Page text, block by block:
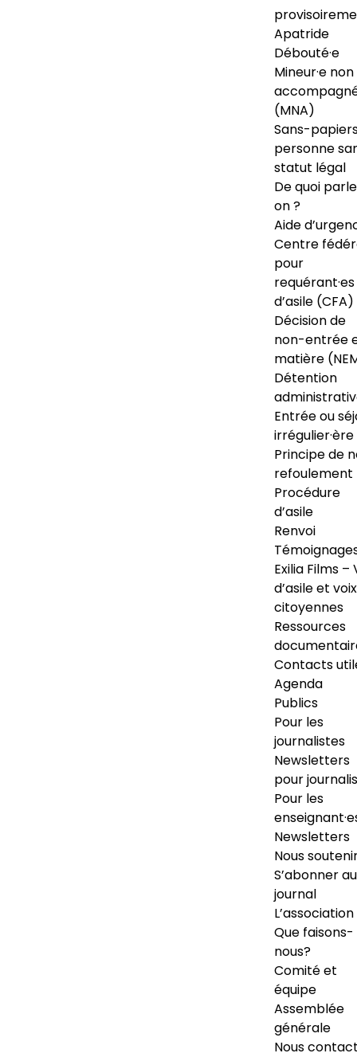
Apatride
Débouté·e
Mineur·e non
(MNA)
Sans-
personne
statut légal
De quoi
on ?
Aide
Centre
pour
requérant·es
d’asile (CFA)
Décision de
non-entrée
matière
Détention
Entrée ou
irrégulier·ère
Principe de
refoulement
Procédure
d’asile
Renvoi
Exilia Films –
d’asile et voix
citoyennes
Ressources
Contacts
Agenda
Publics
Pour les
journalistes
Newsletters
pour
Pour les
Newsletters
Nous
S’abonner au
journal
L’association
Que faisons-
nous?
Comité et
équipe
Assemblée
générale
Nous